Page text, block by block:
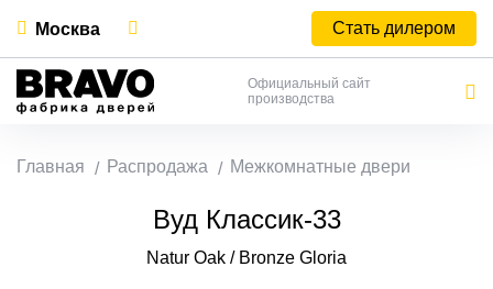
Москва Стать дилером
Официальный сайт
производства
Главная Распродажа Межкомнатные двери
Вуд Классик-33
Natur Oak / Bronze Gloria